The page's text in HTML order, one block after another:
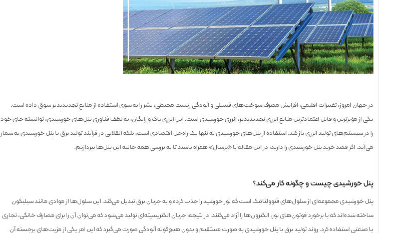
در جهان امروز، تغییرات اقلیمی، افزایش مصرف سوخت‌های فسیلی و آلودگی زیست‌ محیطی، بشر را به سوی استفاده از منابع تجدیدپذیر سوق داده است.
یکی از مؤثرترین و قابل‌ اعتمادترین منابع انرژی تجدیدپذیر، انرژی خورشیدی است. این انرژی پاک و رایگان، به لطف فناوری پنل‌های خورشیدی، توانسته جای خود
را در سیستم‌های تولید انرژی باز کند. استفاده از پنل‌های خورشیدی نه تنها یک راه‌حل اقتصادی است، بلکه انقلابی در فرآیند تولید برق با پنل خورشیدی به شمار
می‌آید. اگر قصد خرید پنل خورشیدی را دارید، در این مقاله با «پرسال» همراه باشید تا به بررسی همه جانبه این پنل‌ها بپردازیم.
پنل خورشیدی چیست و چگونه کار می‌کند؟
پنل خورشیدی مجموعه‌ای از سلول‌های فتوولتائیک است که نور خورشید را جذب کرده و به جریان برق تبدیل می‌کند. این سلول‌ها از موادی مانند سیلیکون
ساخته شده‌اند که با برخورد فوتون‌های نور، الکترون‌ها را آزاد می‌کنند. در نتیجه، جریان الکتریسیته‌ای تولید می‌شود که می‌توان آن را برای مصارف خانگی، تجاری
یا صنعتی استفاده کرد. روند تولید برق با پنل خورشیدی به صورت مستقیم و بدون هیچ‌گونه آلودگی صورت می‌گیرد که این امر یکی از مزیت‌های برجسته آن